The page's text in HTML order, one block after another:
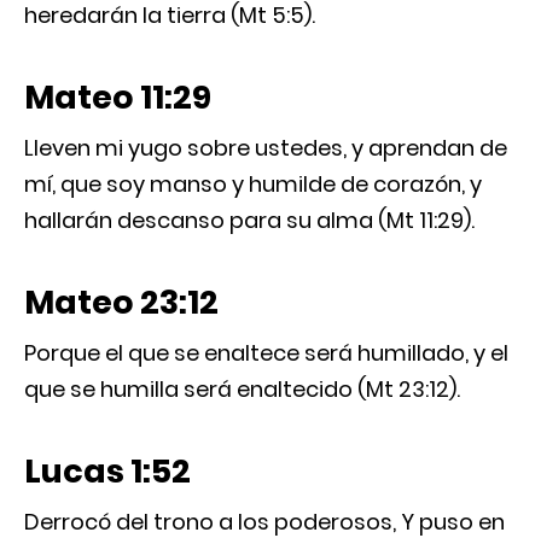
heredarán la tierra (Mt 5:5).
Mateo 11:29
Lleven mi yugo sobre ustedes, y aprendan de
mí, que soy manso y humilde de corazón, y
hallarán descanso para su alma (Mt 11:29).
Mateo 23:12
Porque el que se enaltece será humillado, y el
que se humilla será enaltecido (Mt 23:12).
Lucas 1:52
Derrocó del trono a los poderosos, Y puso en